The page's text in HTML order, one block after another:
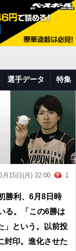
選手データ 特集
月15日(月) 22:00 1
勝利、6月8日時
る。「この6勝は
」という。以前投
封印。進化させた